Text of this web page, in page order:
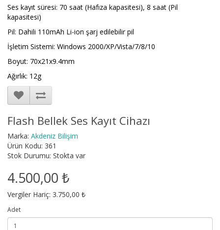
Ses kayıt süresi: 70 saat (Hafıza kapasitesi), 8 saat (Pil
kapasitesi)
Pil: Dahili 110mAh Li-ion şarj edilebilir pil
İşletim Sistemi: Windows 2000/XP/Vista/7/8/10
Boyut: 70x21x9.4mm
Ağırlık: 12g
Flash Bellek Ses Kayıt Cihazı
Marka: Akdeniz Bilişim
Ürün Kodu: 361
Stok Durumu: Stokta var
4.500,00 ₺
Vergiler Hariç: 3.750,00 ₺
Adet